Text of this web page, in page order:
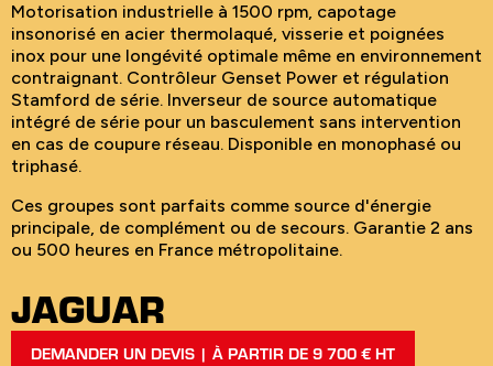
Motorisation industrielle à 1500 rpm, capotage
insonorisé en acier thermolaqué, visserie et poignées
inox pour une longévité optimale même en environnement
contraignant. Contrôleur Genset Power et régulation
Stamford de série. Inverseur de source automatique
intégré de série pour un basculement sans intervention
en cas de coupure réseau. Disponible en monophasé ou
triphasé.
Ces groupes sont parfaits comme source d'énergie
principale, de complément ou de secours. Garantie 2 ans
ou 500 heures en France métropolitaine.
JAGUAR
DEMANDER UN DEVIS | À PARTIR DE 9 700 € HT